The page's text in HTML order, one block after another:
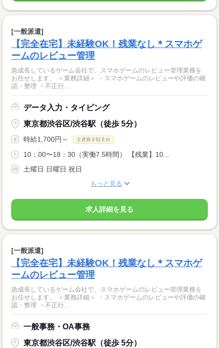
[一般派遣]
【完全在宅】未経験OK！残業なし＊スマホゲ
ームのレビュー管理
急成長しているゲーム会社で、スマホゲームのレビュー管理業務を
お任せします。 ＜業務詳細＞ ・スマホゲームのレビューや評価の確
認・整理 ・不正行...
データ入力・タイピング
東京都渋谷区/渋谷駅（徒歩 5分）
時給1,700円～ 交通費全額支給
10：00〜18：30（実働7.5時間） 【残業】10...
土曜日 日曜日 祝日
もっと見る
求人詳細を見る
[一般派遣]
【完全在宅】未経験OK！残業なし＊スマホゲ
ームのレビュー管理
急成長しているゲーム会社で、スマホゲームのレビュー管理業務を
お任せします。 ＜業務詳細＞ ・スマホゲームのレビューや評価の確
認・整理 ・不正行...
一般事務・OA事務
東京都渋谷区/渋谷駅（徒歩 5分）